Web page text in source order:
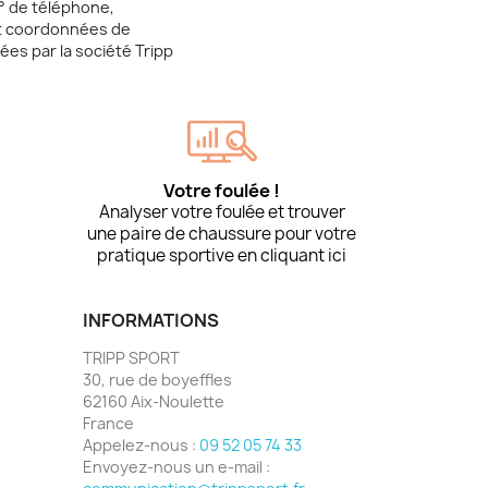
de téléphone,
coordonnées de
par la société Tripp
Votre foulée !
Analyser votre foulée et trouver
une paire de chaussure pour votre
pratique sportive en cliquant ici
INFORMATIONS
TRIPP SPORT
30, rue de boyeffles
62160 Aix-Noulette
France
Appelez-nous : 09 52 05 74 33
Envoyez-nous un e-mail :